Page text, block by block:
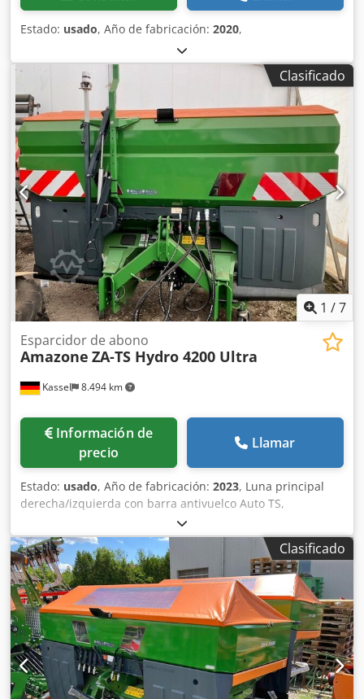
Estado: usado, Año de fabricación: 2020,
Clasificado
1 /7
Kassel 8.494 km
Esparcidor de abono
Amazone ZA-TS Hydro 4200 Ultra
Información de
precio
Llamar
Estado: usado, Año de fabricación: 2023, Luna principal
derecha/izquierda con barra antivuelco Auto TS,
dispositivo parcial / abatible, montado de fábrica. Sensor
de inclinación para sistema de pesaje electrónico / ajuste
del sistema de guía. Componentes de instalación para
sistema de pesaje profesional para dispositivos base ZA
LED / iluminación trasera manual. Dkedpfet A Udgex Ak Esr
Clasificado